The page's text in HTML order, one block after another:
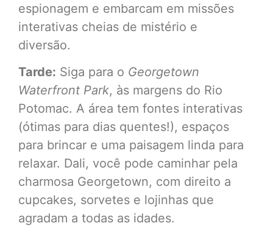
espionagem e embarcam em missões
interativas cheias de mistério e
diversão.
Tarde: Siga para o Georgetown
Waterfront Park, às margens do Rio
Potomac. A área tem fontes interativas
(ótimas para dias quentes!), espaços
para brincar e uma paisagem linda para
relaxar. Dali, você pode caminhar pela
charmosa Georgetown, com direito a
cupcakes, sorvetes e lojinhas que
agradam a todas as idades.